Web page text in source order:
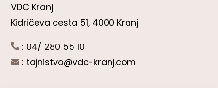
VDC Kranj
Kidričeva cesta 51, 4000 Kranj
: 04/ 280 55 10
: tajnistvo@vdc-kranj.com